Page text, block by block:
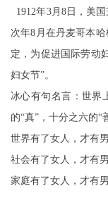
1912年3月8日，美
次年8月在丹麦哥本
定，为促进国际劳动
妇女节”。
冰心有句名言：世界
的“真”，十分之六的“
世界有了女人，才有
社会有了女人，才有
家庭有了女人，才有